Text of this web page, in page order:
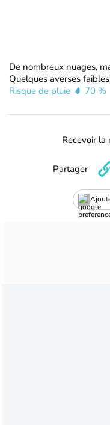
De nombreux nuages,
Quelques averses
Risque de pluie
70 %
Recevoir
Partager